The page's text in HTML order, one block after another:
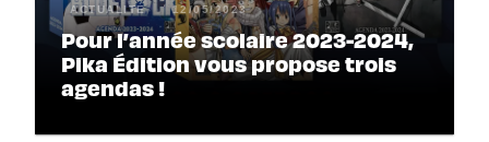
ACTUALITÉ 12/05/2023
Pour l’année scolaire 2023-2024,
Pika Édition vous propose trois
agendas !